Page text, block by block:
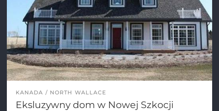
KANADA NORTH WALLACE
Eksluzywny dom w Nowej Szkocji